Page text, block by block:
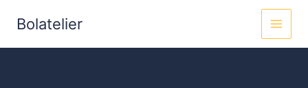
Bolatelier
MAIN